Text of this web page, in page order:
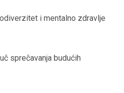
i mentalno zdravlje
sprečavanja budućih